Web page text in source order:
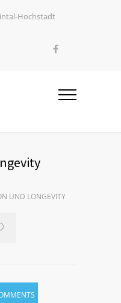
Hochstadt
UND LONGEVITY